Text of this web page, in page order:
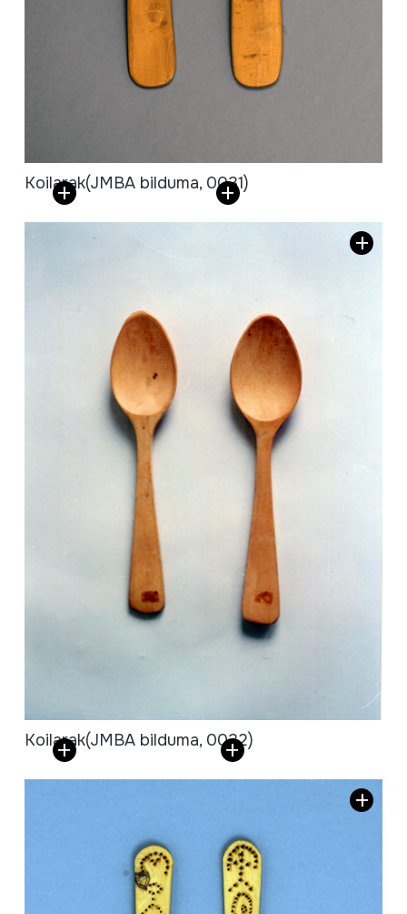
Koilarak(JMBA bilduma, 0031)
Koilarak(JMBA bilduma, 0032)